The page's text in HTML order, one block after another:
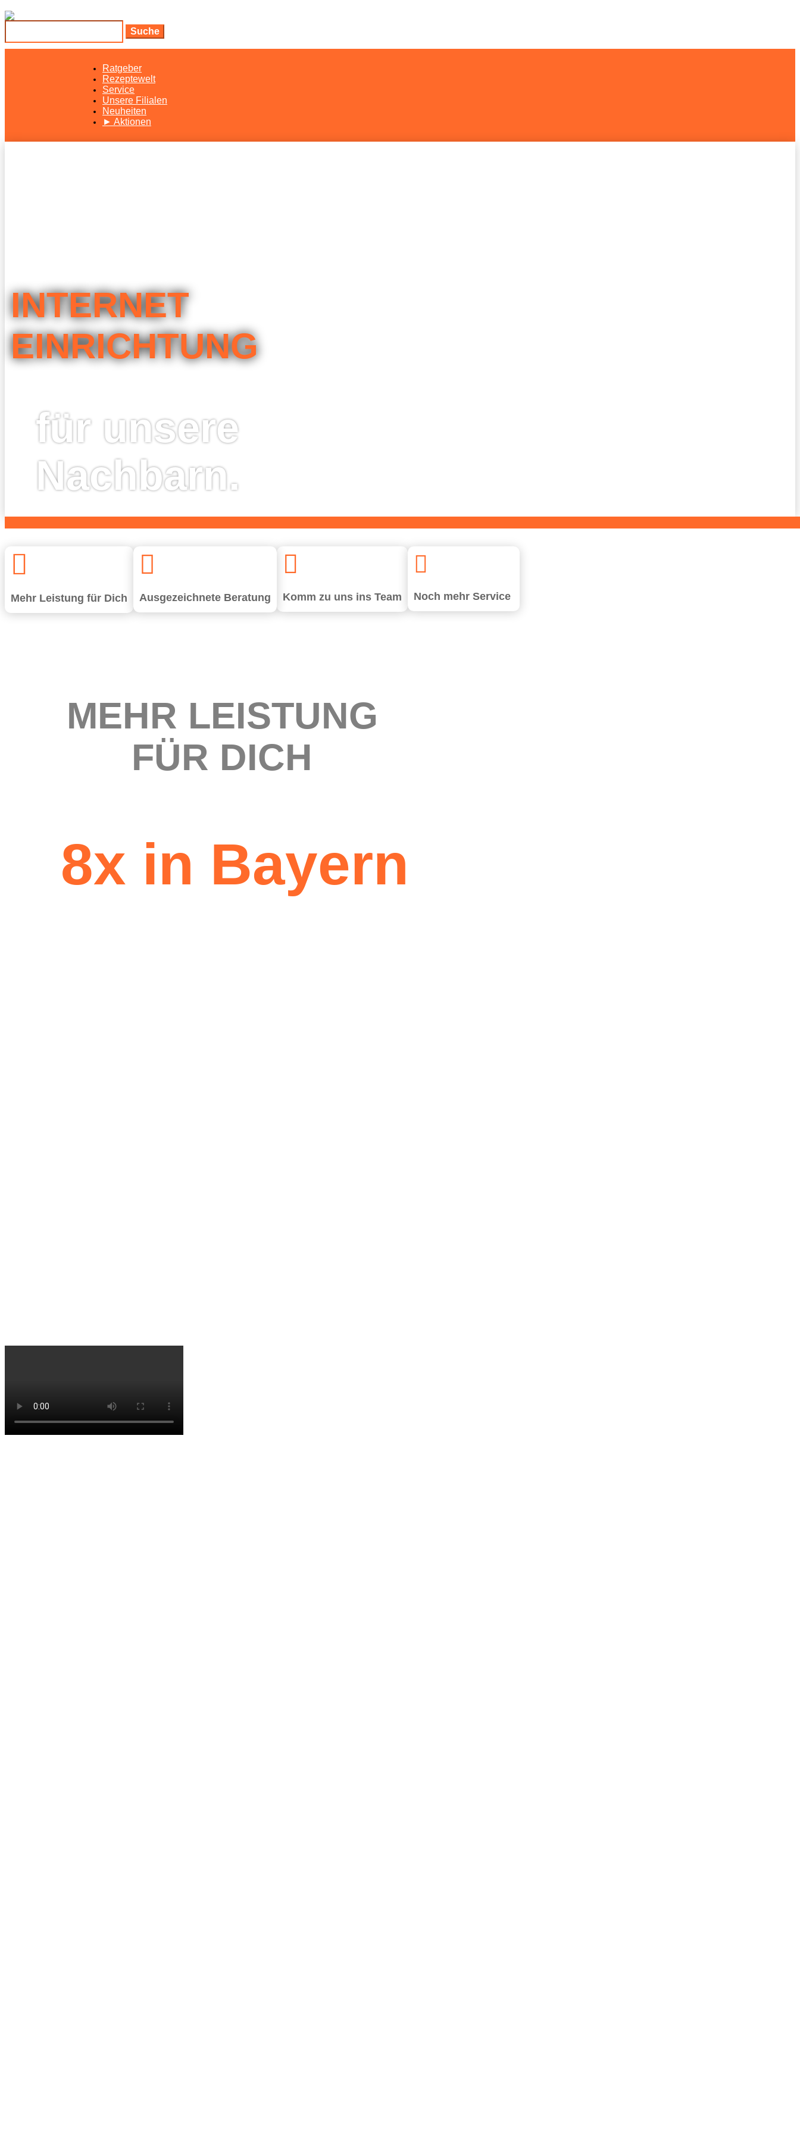
Suchen
Rat­ge­ber
Rezep­te­welt
Ser­vice
Unse­re Filialen
Neu­hei­ten
► Aktio­nen
INTER­NET
EINRICHTUNG
für unse­re
Nachbarn.

Mehr Leis­tung für Dich

Aus­ge­zeich­ne­te Beratung

Komm zu uns ins Team

Noch mehr Service
MEHR LEIS­TUNG
FÜR DICH
8x in Bayern